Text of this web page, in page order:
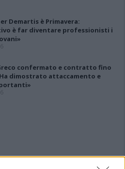
Demartis è Primavera:
è far diventare professionisti i
confermato e contratto fino
dimostrato attaccamento e